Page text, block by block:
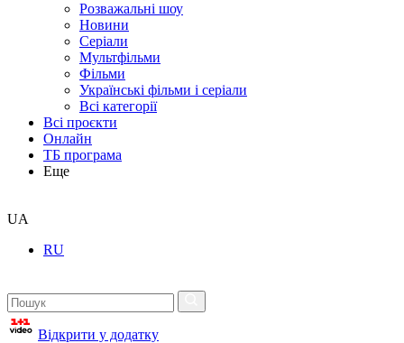
Розважальні шоу
Новини
Серіали
Мультфільми
Фільми
Українські фільми і серіали
Всі категорії
Всі проєкти
Онлайн
ТБ програма
Еще
UA
RU
Відкрити у додатку